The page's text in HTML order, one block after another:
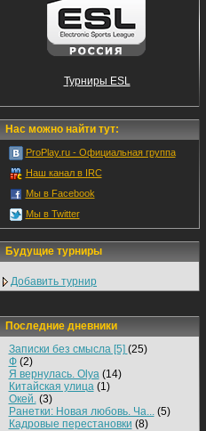
Турниры ESL
Нас можно найти тут:
ProPlay.ru - Официальная группа
Наш канал в IRC
Мы в Facebook
Мы в Twitter
Будущие турниры
Добавить турнир
Последние дневники
Записки без смысла [5] (25)
Ф(2)
Я вернулась. Olya(14)
Китайская улица(1)
Окей.(3)
Ранетки: Новая любовь. Ча...(5)
Кадровые перестановки (8)